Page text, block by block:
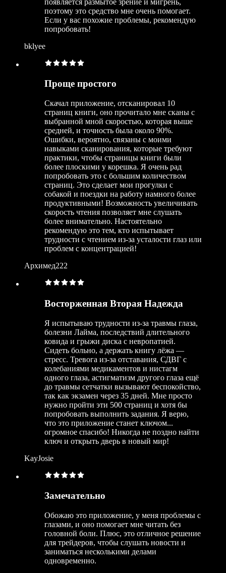
поэтому это средство мне очень помогает.
Если у вас похожие проблемы, рекомендую
попробовать!
bklyee
Проще простого
Скачал приложение, отсканировал 10
страниц книги, оно прочитало мне сканы с
выбранной мной скоростью, которая выше
средней, и точность была около 90%.
Ошибки, вероятно, связаны с моими
навыками сканирования, которые требуют
практики, чтобы страницы книги были
более плоскими у корешка. Я очень рад
попробовать это с большим количеством
страниц. Это сделает мои прогулки с
собакой и поездки на работу намного более
продуктивными! Возможность увеличивать
скорость чтения позволяет мне слушать
более внимательно. Настоятельно
рекомендую это тем, кто испытывает
трудности с чтением из-за усталости глаз или
проблем с концентрацией!
Архимед222
Восторженная Вторая Надежда
Я испытываю трудности из-за травмы глаза,
болезни Лайма, последствий длительного
ковида и грыжи диска с невропатией.
Сидеть больно, а держать книгу лёжа —
стресс. Тревога из-за отставания, СДВГ с
колебаниями медикаментов и нистагм
одного глаза, астигматизм другого глаза ещё
до травмы сетчатки вызывают беспокойство,
так как экзамен через 35 дней. Мне просто
нужно пройти эти 500 страниц и хотя бы
попробовать выполнить задания. Я верю,
что это приложение станет ключом...
огромное спасибо! Никогда не поздно найти
ключ и открыть дверь в новый мир!
KayJosie
Замечательно
Обожаю это приложение, у меня проблемы с
глазами, и оно помогает мне читать без
головной боли. Плюс, это отличное решение
для трейдеров, чтобы слушать новости и
заниматься несколькими делами
одновременно.